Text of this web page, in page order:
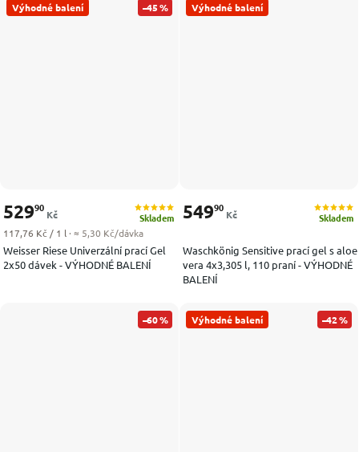
Výhodné balení –45 %
Weisser Riese Univerzální prací Gel
2x50 dávek - VÝHODNÉ BALENÍ
Skladem
52990
Kč
Měrná cena:
117,76 Kč / 1 l · ≈ 5,30 Kč/dávka
Výhodné balení
Waschkönig Sensitive prací gel s aloe
vera 4x3,305 l, 110 praní - VÝHODNÉ
BALENÍ
Skladem
54990
Kč
–60 % Výhodné balení –42 %